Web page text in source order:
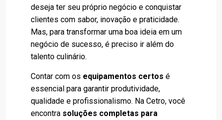
deseja ter seu próprio negócio e conquistar
clientes com sabor, inovação e praticidade.
Mas, para transformar uma boa ideia em um
negócio de sucesso, é preciso ir além do
talento culinário.
Contar com os equipamentos certos é
essencial para garantir produtividade,
qualidade e profissionalismo. Na Cetro, você
encontra soluções completas para